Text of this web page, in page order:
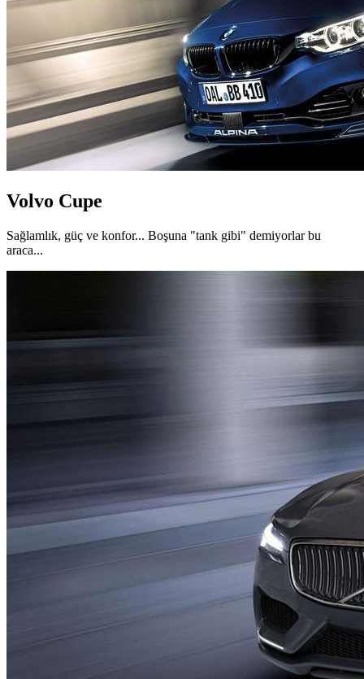
Volvo Cupe
Sağlamlık, güç ve konfor... Boşuna "tank gibi" demiyorlar bu
araca...